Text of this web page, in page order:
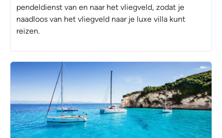
pendeldienst van en naar het vliegveld, zodat je
naadloos van het vliegveld naar je luxe villa kunt
reizen.